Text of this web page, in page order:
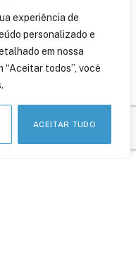
experiência de
personalizado e
em nossa
“Aceitar todos”, você
ACEITAR TUDO